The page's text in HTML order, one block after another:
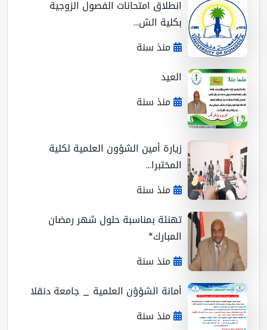
انطلاق امتحانات الفصول الزوجية
بكلية الش...
منذ سنة
العيد
منذ سنة
زيارة أمين الشؤون العلمية لكلية
المختبرا...
منذ سنة
تهنئة بمناسبة حلول شهر رمضان
المبارك*
منذ سنة
أمانة الشؤؤن العلمية _ جامعة دنقلا
منذ سنة